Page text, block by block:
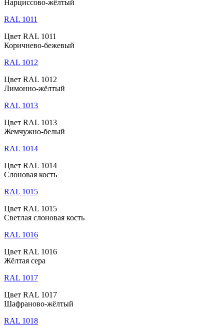
Нарциссово-жёлтый
RAL 1011
Цвет RAL 1011
Коричнево-бежевый
RAL 1012
Цвет RAL 1012
Лимонно-жёлтый
RAL 1013
Цвет RAL 1013
Жемчужно-белый
RAL 1014
Цвет RAL 1014
Слоновая кость
RAL 1015
Цвет RAL 1015
Светлая слоновая кость
RAL 1016
Цвет RAL 1016
Жёлтая сера
RAL 1017
Цвет RAL 1017
Шафраново-жёлтый
RAL 1018